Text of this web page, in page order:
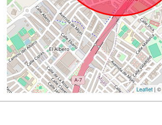
Leaflet | ©